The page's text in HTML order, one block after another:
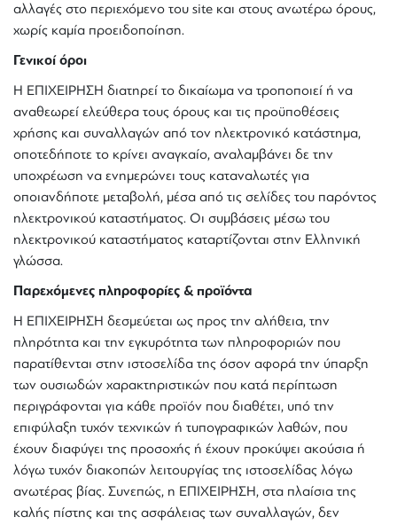
αλλαγές στο περιεχόμενο του site και στους ανωτέρω όρους,
χωρίς καμία προειδοποίηση.
Γενικοί όροι
Η ΕΠΙΧΕΙΡΗΣΗ διατηρεί το δικαίωμα να τροποποιεί ή να
αναθεωρεί ελεύθερα τoυς όρους και τις προϋποθέσεις
χρήσης και συναλλαγών από τον ηλεκτρονικό κατάστημα,
οποτεδήποτε το κρίνει αναγκαίο, αναλαμβάνει δε την
υποχρέωση να ενημερώνει τους καταναλωτές για
οποιανδήποτε μεταβολή, μέσα από τις σελίδες του παρόντος
ηλεκτρονικού καταστήματος. Οι συμβάσεις μέσω του
ηλεκτρονικού καταστήματος καταρτίζονται στην Ελληνική
γλώσσα.
Παρεχόμενες πληροφορίες & προϊόντα
Η ΕΠΙΧΕΙΡΗΣΗ δεσμεύεται ως προς την αλήθεια, την
πληρότητα και την εγκυρότητα των πληροφοριών που
παρατίθενται στην ιστοσελίδα της όσον αφορά την ύπαρξη
των ουσιωδών χαρακτηριστικών που κατά περίπτωση
περιγράφονται για κάθε προϊόν που διαθέτει, υπό την
επιφύλαξη τυχόν τεχνικών ή τυπογραφικών λαθών, που
έχουν διαφύγει της προσοχής ή έχουν προκύψει ακούσια ή
λόγω τυχόν διακοπών λειτουργίας της ιστοσελίδας λόγω
ανωτέρας βίας. Συνεπώς, η ΕΠΙΧΕΙΡΗΣΗ, στα πλαίσια της
καλής πίστης και της ασφάλειας των συναλλαγών, δεν